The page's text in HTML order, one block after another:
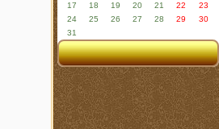
17
18 19 20 21 22
23
24
25 26 27 28 29
30
31